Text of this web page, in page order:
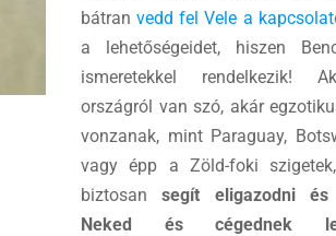
bátranvedd fel Vele a
a lehetőségeidet, hiszen
ismeretekkel rendelkezik!
országról van szó, akár
vonzanak, mint Paraguay,
vagy épp a Zöld-foki
biztosansegít eligazodni
Neked és cégednek